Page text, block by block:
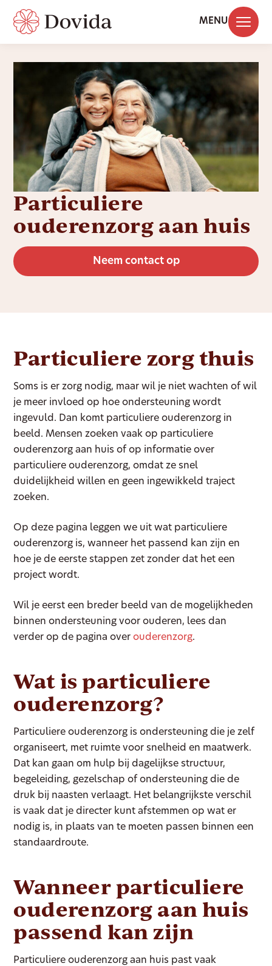
MENU
Particuliere
ouderenzorg aan huis
Neem contact op
Particuliere zorg thuis
Soms is er zorg nodig, maar wil je niet wachten of wil
je meer invloed op hoe ondersteuning wordt
ingevuld. Dan komt particuliere ouderenzorg in
beeld. Mensen zoeken vaak op particuliere
ouderenzorg aan huis of op informatie over
particuliere ouderenzorg, omdat ze snel
duidelijkheid willen en geen ingewikkeld traject
zoeken.
Op deze pagina leggen we uit wat particuliere
ouderenzorg is, wanneer het passend kan zijn en
hoe je de eerste stappen zet zonder dat het een
project wordt.
Wil je eerst een breder beeld van de mogelijkheden
binnen ondersteuning voor ouderen, lees dan
verder op de pagina over ouderenzorg.
Wat is particuliere
ouderenzorg?
Particuliere ouderenzorg is ondersteuning die je zelf
organiseert, met ruimte voor snelheid en maatwerk.
Dat kan gaan om hulp bij dagelijkse structuur,
begeleiding, gezelschap of ondersteuning die de
druk bij naasten verlaagt. Het belangrijkste verschil
is vaak dat je directer kunt afstemmen op wat er
nodig is, in plaats van te moeten passen binnen een
standaardroute.
Wanneer particuliere
ouderenzorg aan huis
passend kan zijn
Particuliere ouderenzorg aan huis past vaak